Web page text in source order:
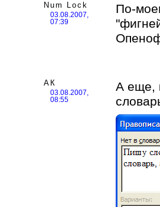
Num Lock
03.08.2007,
07:39
По-
АК
03.08.2007,
08:55
А еще,